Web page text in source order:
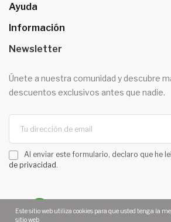
Ayuda
Información
Newsletter
Únete a nuestra comunidad y descubre
descuentos exclusivos antes que nadie.
Al enviar este formulario, declaro que he
de privacidad .
Este sitio web utiliza cookies para que usted tenga la
sitio web